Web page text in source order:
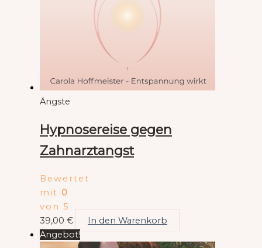
Ängste
Hypnosereise gegen
Zahnarztangst
Bewertet
mit 0
von 5
39,00 €
In den Warenkorb
Angebot!